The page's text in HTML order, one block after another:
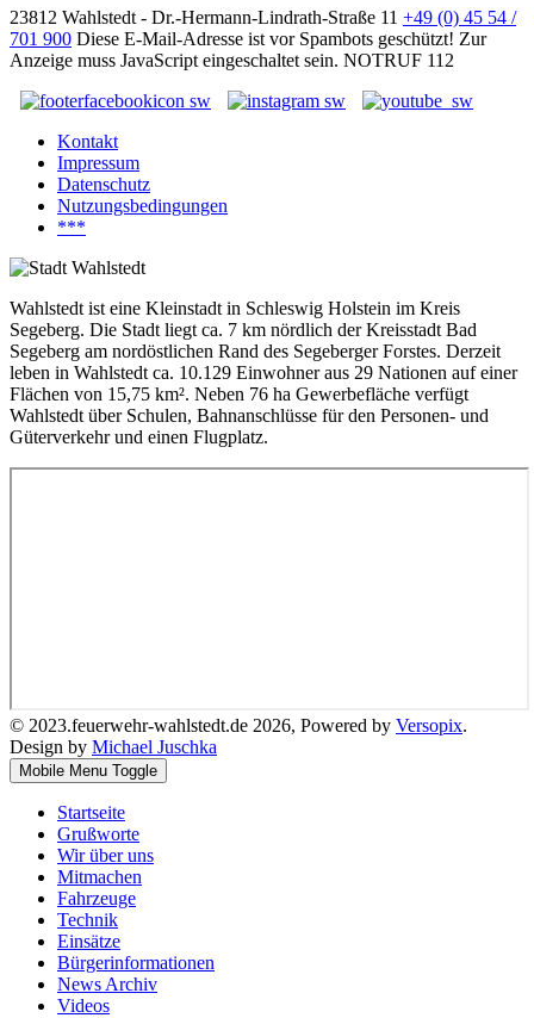
23812 Wahlstedt - Dr.-Hermann-Lindrath-Straße 11 +49 (0) 45 54 /
701 900 Diese E-Mail-Adresse ist vor Spambots geschützt! Zur
Anzeige muss JavaScript eingeschaltet sein. NOTRUF 112
Kontakt
Impressum
Datenschutz
Nutzungsbedingungen
***
Wahlstedt ist eine Kleinstadt in Schleswig Holstein im Kreis
Segeberg. Die Stadt liegt ca. 7 km nördlich der Kreisstadt Bad
Segeberg am nordöstlichen Rand des Segeberger Forstes. Derzeit
leben in Wahlstedt ca. 10.129 Einwohner aus 29 Nationen auf einer
Flächen von 15,75 km². Neben 76 ha Gewerbefläche verfügt
Wahlstedt über Schulen, Bahnanschlüsse für den Personen- und
Güterverkehr und einen Flugplatz.
© 2023.feuerwehr-wahlstedt.de 2026, Powered by Versopix.
Design by Michael Juschka
Mobile Menu Toggle
Startseite
Grußworte
Wir über uns
Mitmachen
Fahrzeuge
Technik
Einsätze
Bürgerinformationen
News Archiv
Videos